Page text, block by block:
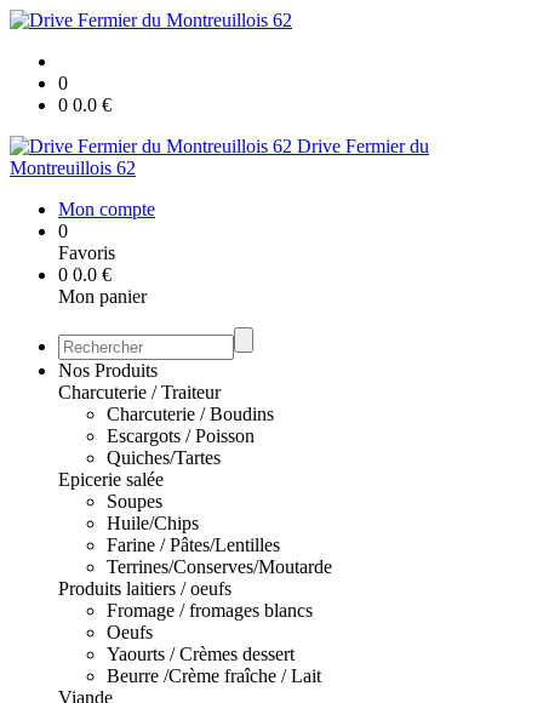
0
0 0.0 €
Drive Fermier du
Montreuillois 62
Mon compte
0
Favoris
0 0.0 €
Mon panier
Nos Produits
Charcuterie / Traiteur
Charcuterie / Boudins
Escargots / Poisson
Quiches/Tartes
Epicerie salée
Soupes
Huile/Chips
Farine / Pâtes/Lentilles
Terrines/Conserves/Moutarde
Produits laitiers / oeufs
Fromage / fromages blancs
Oeufs
Yaourts / Crèmes dessert
Beurre /Crème fraîche / Lait
Viande